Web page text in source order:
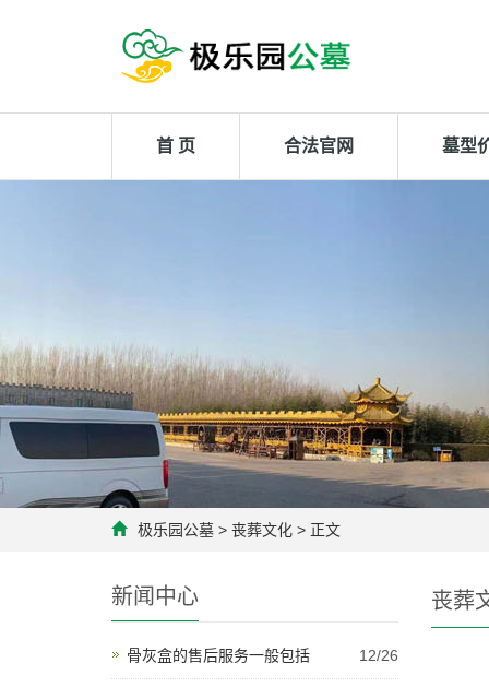
首 页 合法官网 墓型
极乐园公墓 > 丧葬文化 > 正文
丧葬
新闻中心
骨灰盒的售后服务一般包括 12/26